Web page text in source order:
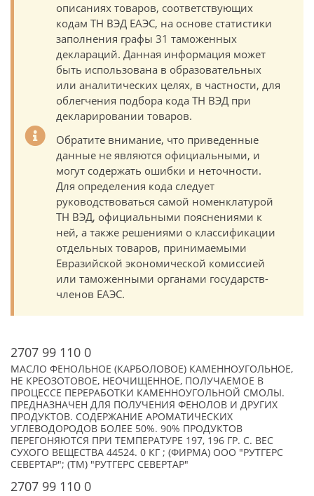
описаниях товаров, соответствующих
кодам ТН ВЭД ЕАЭС, на основе статистики
заполнения графы 31 таможенных
деклараций. Данная информация может
быть использована в образовательных
или аналитических целях, в частности, для
облегчения подбора кода ТН ВЭД при
декларировании товаров.
Обратите внимание, что приведенные
данные не являются официальными, и
могут содержать ошибки и неточности.
Для определения кода следует
руководствоваться самой номенклатурой
ТН ВЭД, официальными пояснениями к
ней, а также решениями о классификации
отдельных товаров, принимаемыми
Евразийской экономической комиссией
или таможенными органами государств-
членов ЕАЭС.
2707 99 110 0
МАСЛО ФЕНОЛЬНОЕ (КАРБОЛОВОЕ) КАМЕННОУГОЛЬНОЕ,
НЕ КРЕОЗОТОВОЕ, НЕОЧИЩЕННОЕ, ПОЛУЧАЕМОЕ В
ПРОЦЕССЕ ПЕРЕРАБОТКИ КАМЕННОУГОЛЬНОЙ СМОЛЫ.
ПРЕДНАЗНАЧЕН ДЛЯ ПОЛУЧЕНИЯ ФЕНОЛОВ И ДРУГИХ
ПРОДУКТОВ. СОДЕРЖАНИЕ АРОМАТИЧЕСКИХ
УГЛЕВОДОРОДОВ БОЛЕЕ 50%. 90% ПРОДУКТОВ
ПЕРЕГОНЯЮТСЯ ПРИ ТЕМПЕРАТУРЕ 197, 196 ГР. С. ВЕС
СУХОГО ВЕЩЕСТВА 44524. 0 КГ ; (ФИРМА) ООО "РУТГЕРС
СЕВЕРТАР"; (TM) "РУТГЕРС СЕВЕРТАР"
2707 99 110 0